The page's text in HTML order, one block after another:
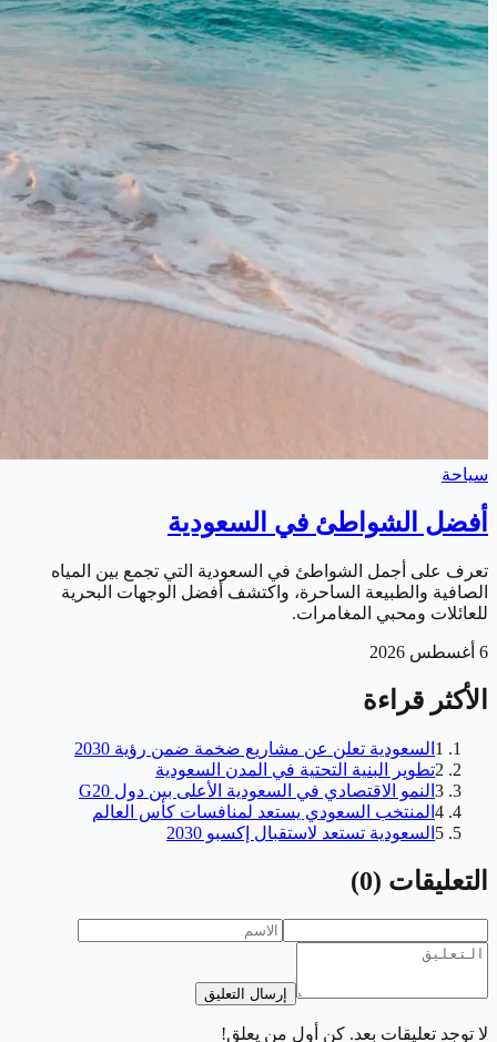
سياحة
أفضل الشواطئ في السعودية
تعرف على أجمل الشواطئ في السعودية التي تجمع بين المياه
الصافية والطبيعة الساحرة، واكتشف أفضل الوجهات البحرية
للعائلات ومحبي المغامرات.
6 أغسطس 2026
الأكثر قراءة
1 السعودية تعلن عن مشاريع ضخمة ضمن رؤية 2030
2تطوير البنية التحتية في المدن السعودية
3 النمو الاقتصادي في السعودية الأعلى بين دول G20
4 المنتخب السعودي يستعد لمنافسات كأس العالم
5 السعودية تستعد لاستقبال إكسبو 2030
التعليقات (
0
)
إرسال التعليق
لا توجد تعليقات بعد. كن أول من يعلق!